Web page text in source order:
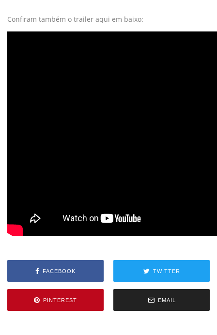
Confiram também o trailer aqui em baixo:
FACEBOOK TWITTER
PINTEREST EMAIL